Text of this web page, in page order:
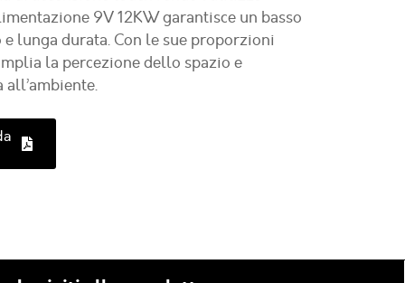
9V 12KW garantisce un basso
lunga durata. Con le sue proporzioni
la percezione dello spazio e